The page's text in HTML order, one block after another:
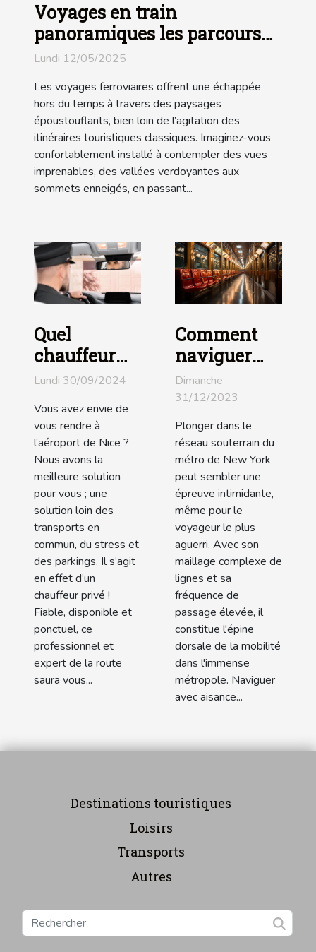
Voyages en train
panoramiques les parcours
les plus pittoresques hors des
sentiers battus
Lundi 12/05/2025
Les voyages ferroviaires offrent une échappée
hors du temps à travers des paysages
époustouflants, bien loin de l’agitation des
itinéraires touristiques classiques. Imaginez-vous
confortablement installé à contempler des vues
imprenables, des vallées verdoyantes aux
sommets enneigés, en passant...
Quel
chauffeur
privé
Nice pour se
rendre à
l’aéroport ?
Lundi 30/09/2024
Vous avez envie de
vous rendre à
l’aéroport de Nice ?
Nous avons la
meilleure solution
pour vous ; une
solution loin des
transports en
commun, du stress et
des parkings. Il s’agit
en effet d’un
chauffeur privé !
Fiable, disponible et
ponctuel, ce
professionnel et
expert de la route
saura vous...
Comment
naviguer
dans le
métro de
New York :
conseils et
astuces
Dimanche
31/12/2023
Plonger dans le
réseau souterrain du
métro de New York
peut sembler une
épreuve intimidante,
même pour le
voyageur le plus
aguerri. Avec son
maillage complexe de
lignes et sa
fréquence de
passage élevée, il
constitue l'épine
dorsale de la mobilité
dans l'immense
métropole. Naviguer
avec aisance...
Destinations touristiques
Loisirs
Transports
Autres